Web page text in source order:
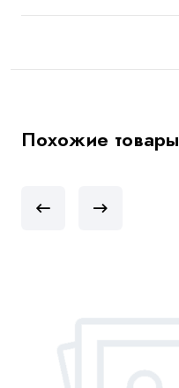
Похожие товары